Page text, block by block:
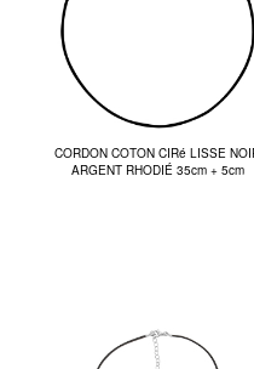
CORDON COTON CIRé LISSE
ARGENT RHODIÉ 35cm + 5cm